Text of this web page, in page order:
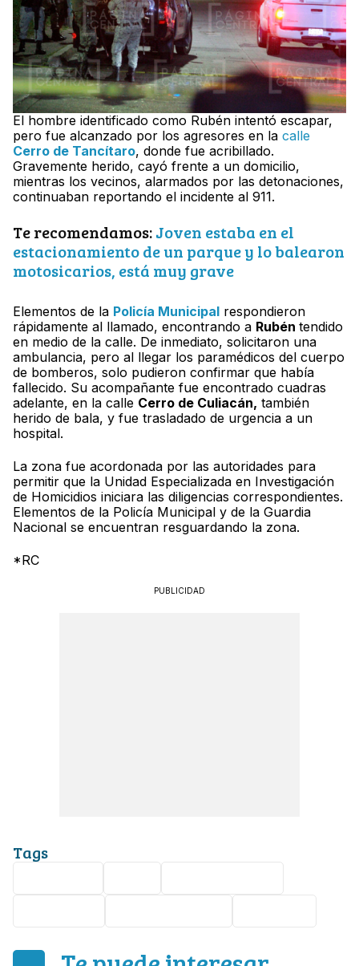
El hombre identificado como Rubén intentó escapar,
pero fue alcanzado por los agresores en la calle
Cerro de Tancítaro, donde fue acribillado.
Gravemente herido, cayó frente a un domicilio,
mientras los vecinos, alarmados por las detonaciones,
continuaban reportando el incidente al 911.
Te recomendamos:Joven estaba en el
estacionamiento de un parque y lo balearon
motosicarios, está muy grave
Elementos de la Policía Municipal respondieron
rápidamente al llamado, encontrando a Rubén tendido
en medio de la calle. De inmediato, solicitaron una
ambulancia, pero al llegar los paramédicos del cuerpo
de bomberos, solo pudieron confirmar que había
fallecido. Su acompañante fue encontrado cuadras
adelante, en la calle Cerro de Culiacán, también
herido de bala, y fue trasladado de urgencia a un
hospital.
La zona fue acordonada por las autoridades para
permitir que la Unidad Especializada en Investigación
de Homicidios iniciara las diligencias correspondientes.
Elementos de la Policía Municipal y de la Guardia
Nacional se encuentran resguardando la zona.
*RC
PUBLICIDAD
Tags